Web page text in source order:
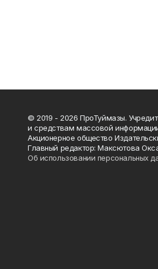
© 2019 - 2026 ПроТуймазы.
и средствам массовой
Акционерное общество
Главный редактор: Максютова
Об использовании персональных